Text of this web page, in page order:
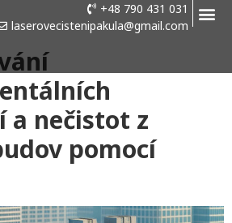
+48 790 431 031
laserovecistenipakula@gmail.com
a nečistot z
pomocí